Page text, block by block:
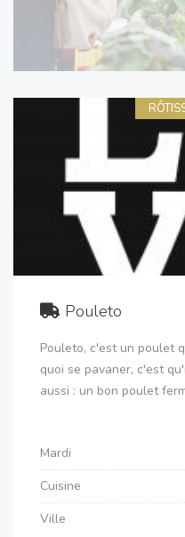
Pouleto
Pouleto, c'est un poulet
quoi se pavaner, c'est
aussi : un bon poulet
Mardi
Cuisine
Ville